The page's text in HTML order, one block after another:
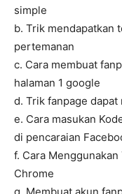
simple
b. Trik mendapatkan
pertemanan
c. Cara membuat
halaman 1 google
d. Trik fanpage
e. Cara masukan
di pencaraian
f. Cara
Chrome